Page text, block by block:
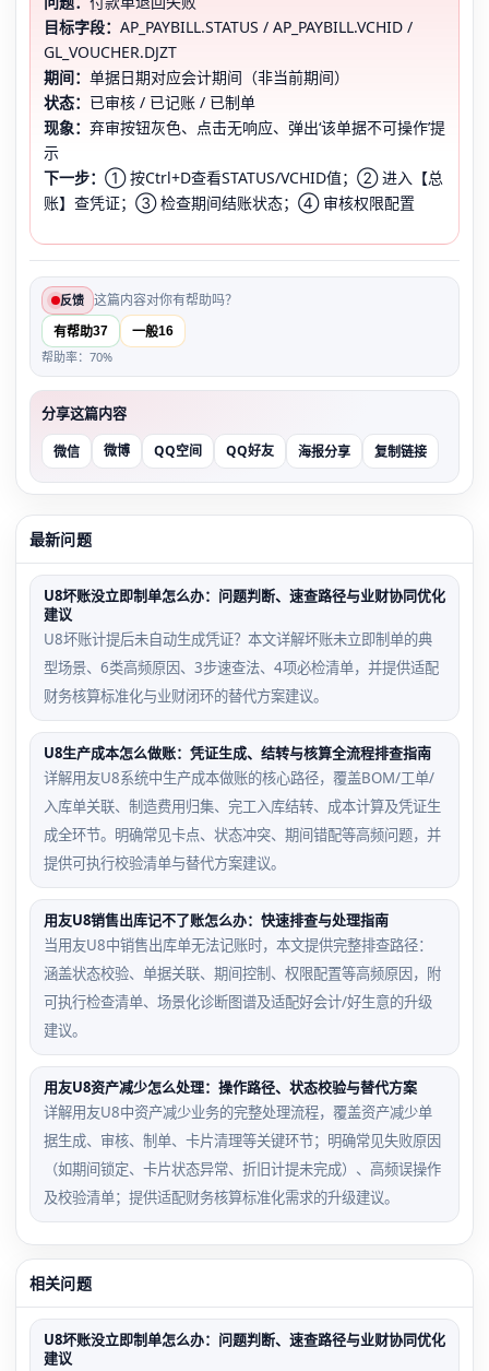
目标字段： AP_PAYBILL.STATUS / AP_PAYBILL.VCHID /
GL_VOUCHER.DJZT
期间： 单据日期对应会计期间（非当前期间）
状态： 已审核 / 已记账 / 已制单
现象： 弃审按钮灰色、点击无响应、弹出‘该单据不可操作’提
示
下一步： ① 按Ctrl+D查看STATUS/VCHID值；② 进入【总
账】查凭证；③ 检查期间结账状态；④ 审核权限配置
反馈 这篇内容对你有帮助吗？
有帮助37 一般16
帮助率：70%
分享这篇内容
微信 微博 QQ空间 QQ好友 海报分享 复制链接
最新问题
U8坏账没立即制单怎么办：问题判断、速查路径与业财协同优化
建议
U8坏账计提后未自动生成凭证？本文详解坏账未立即制单的典
型场景、6类高频原因、3步速查法、4项必检清单，并提供适配
财务核算标准化与业财闭环的替代方案建议。
U8生产成本怎么做账：凭证生成、结转与核算全流程排查指南
详解用友U8系统中生产成本做账的核心路径，覆盖BOM/工单/
入库单关联、制造费用归集、完工入库结转、成本计算及凭证生
成全环节。明确常见卡点、状态冲突、期间错配等高频问题，并
提供可执行校验清单与替代方案建议。
用友U8销售出库记不了账怎么办：快速排查与处理指南
当用友U8中销售出库单无法记账时，本文提供完整排查路径：
涵盖状态校验、单据关联、期间控制、权限配置等高频原因，附
可执行检查清单、场景化诊断图谱及适配好会计/好生意的升级
建议。
用友U8资产减少怎么处理：操作路径、状态校验与替代方案
详解用友U8中资产减少业务的完整处理流程，覆盖资产减少单
据生成、审核、制单、卡片清理等关键环节；明确常见失败原因
（如期间锁定、卡片状态异常、折旧计提未完成）、高频误操作
及校验清单；提供适配财务核算标准化需求的升级建议。
相关问题
U8坏账没立即制单怎么办：问题判断、速查路径与业财协同优化
建议